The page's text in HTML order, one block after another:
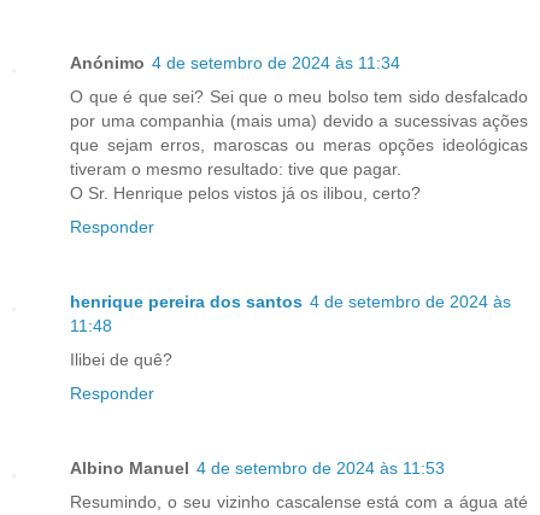
Anónimo 4 de setembro de 2024 às 11:34
O que é que sei? Sei que o meu bolso tem sido desfalcado
por uma companhia (mais uma) devido a sucessivas ações
que sejam erros, maroscas ou meras opções ideológicas
tiveram o mesmo resultado: tive que pagar.
O Sr. Henrique pelos vistos já os ilibou, certo?
Responder
henrique pereira dos santos 4 de setembro de 2024 às
11:48
Ilibei de quê?
Responder
Albino Manuel 4 de setembro de 2024 às 11:53
Resumindo, o seu vizinho cascalense está com a água até